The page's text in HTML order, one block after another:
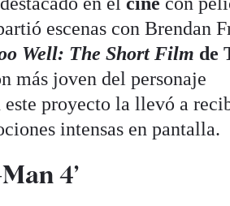
escenas con Brendan
Well: The Short Film de
más joven del personaje
proyecto la llevó a
intensas en pantalla.
4’